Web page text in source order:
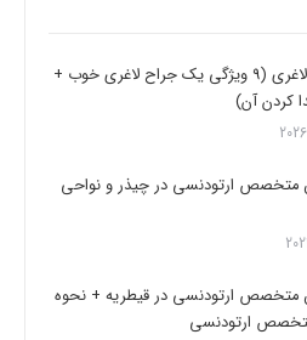
بهترین جراح لاغری (9 ویژگی یک جراح لاغری خوب +
کردن آن)
متخصص ارتودنسی در چیذر و نواحی
متخصص ارتودنسی در قیطریه + نحوه
ارتودنسی